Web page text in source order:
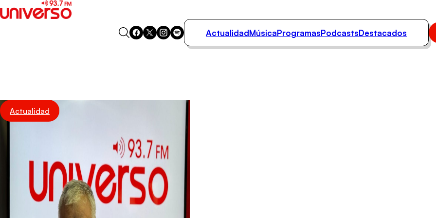
Podcasts
ActualidadMúsicaProgramasPodcastsDestacados
Actualidad